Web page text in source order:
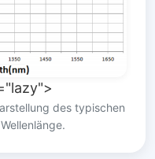
des typischen